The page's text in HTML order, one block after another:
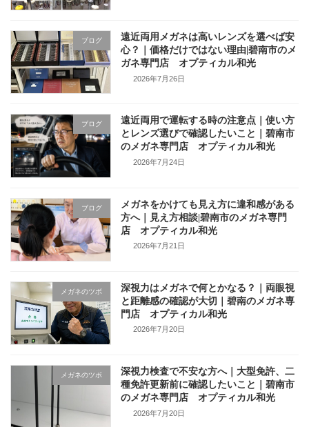
ブログ
遠近両用メガネは高いレンズを選べば安
心？｜価格だけではない理由|碧南市のメ
ガネ専門店 オプティカル和光
2026年7月26日
ブログ
遠近両用で運転する時の注意点｜使い方
とレンズ選びで確認したいこと｜碧南市
のメガネ専門店 オプティカル和光
2026年7月24日
ブログ
メガネをかけても見え方に違和感がある
方へ｜見え方相談|碧南市のメガネ専門
店 オプティカル和光
2026年7月21日
メガネのツボ
深視力はメガネで何とかなる？｜両眼視
と距離感の確認が大切｜碧南のメガネ専
門店 オプティカル和光
2026年7月20日
メガネのツボ
深視力検査で不安な方へ｜大型免許、二
種免許更新前に確認したいこと｜碧南市
のメガネ専門店 オプティカル和光
2026年7月20日